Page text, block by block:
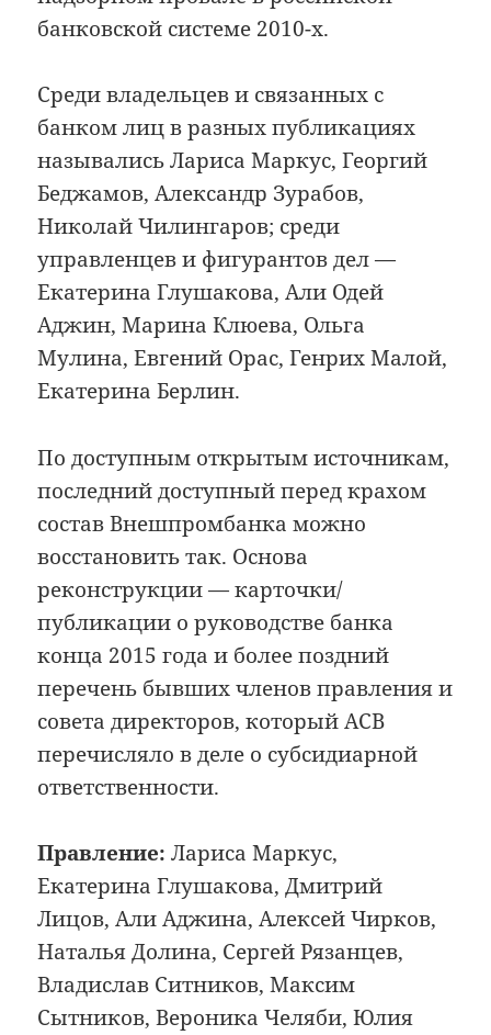
банковской системе 2010-х.
Среди владельцев и связанных с
банком лиц в разных публикациях
назывались Лариса Маркус, Георгий
Беджамов, Александр Зурабов,
Николай Чилингаров; среди
управленцев и фигурантов дел —
Екатерина Глушакова, Али Одей
Аджин, Марина Клюева, Ольга
Мулина, Евгений Орас, Генрих Малой,
Екатерина Берлин.
По доступным открытым источникам,
последний доступный перед крахом
состав Внешпромбанка можно
восстановить так. Основа
реконструкции — карточки/
публикации о руководстве банка
конца 2015 года и более поздний
перечень бывших членов правления и
совета директоров, который АСВ
перечисляло в деле о субсидиарной
ответственности.
Правление: Лариса Маркус,
Екатерина Глушакова, Дмитрий
Лицов, Али Аджина, Алексей Чирков,
Наталья Долина, Сергей Рязанцев,
Владислав Ситников, Максим
Сытников, Вероника Челяби, Юлия